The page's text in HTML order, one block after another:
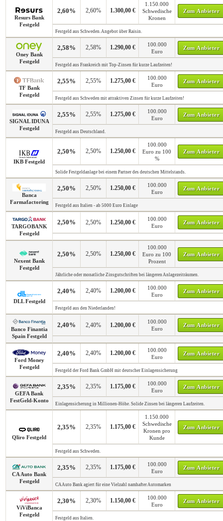
Resurs Bank
Festgeld
2,60% 2,60% 1.300,00 €
1.150.000
Schwedische
Kronen
Zum Anbieter
Festgeld aus Schweden. Angebot über Raisin.
Oney Bank
Festgeld
2,58% 2,58% 1.290,00 €
100.000
Euro
Zum Anbieter
Festgeld aus Frankreich mit Top-Zinsen für kurze Laufzeiten!
TF Bank
Festgeld
2,55% 2,55% 1.275,00 €
100.000
Euro
Zum Anbieter
Festgeld aus Schweden mit attraktiven Zinsen für kurze Laufzeiten!
SIGNAL IDUNA
Festgeld
2,55% 2,55% 1.275,00 €
100.000
Euro
Zum Anbieter
Festgeld aus Deutschland.
IKB Festgeld
2,50% 2,50% 1.250,00 €
100.000
Euro zu 100
%
Zum Anbieter
Solide Festgeldanlage bei einem Partner des deutschen Mittelstands.
Banca
Farmafactoring
2,50% 2,50% 1.250,00 €
100.000
Euro
Zum Anbieter
Festgeld aus Italien - ab 5000 Euro Einlage
TARGOBANK
Festgeld
2,50% 2,50% 1.250,00 €
100.000
Euro
Zum Anbieter
Nexent Bank
Festgeld
2,50% 2,50% 1.250,00 €
100.000
Euro zu 100
Prozent
Zum Anbieter
Jährliche oder monatliche Zinsgutschriften bei längeren Anlagezeiträumen.
DLL Festgeld
2,40% 2,40% 1.200,00 €
100.000
Euro
Zum Anbieter
Festgeld aus den Niederlanden!
Banco Finantia
Spain Festgeld
2,40% 2,40% 1.200,00 €
100.000
Euro
Zum Anbieter
Ford Money
Festgeld
2,40% 2,40% 1.200,00 €
100.000
Euro
Zum Anbieter
Festgeld der Ford Bank GmbH mit deutscher Einlagensicherung
GEFA Bank
FestGeld-Konto
2,35% 2,35% 1.175,00 €
100.000
Euro
Zum Anbieter
Einlagensicherung in Millionen-Höhe. Solide Zinsen bei längeren Laufzeiten.
Qliro Festgeld
2,35% 2,35% 1.175,00 €
1.150.000
Schwedische
Kronen pro
Kunde
Zum Anbieter
Festgeld aus Schweden.
CA Auto Bank
Festgeld
2,35% 2,35% 1.175,00 €
100.000
Euro
Zum Anbieter
CA Auto Bank agiert für eine Vielzahl namhafter Automarken
ViViBanca
Festgeld
2,30% 2,30% 1.150,00 €
100.000
Euro
Zum Anbieter
Festgeld aus Italien.